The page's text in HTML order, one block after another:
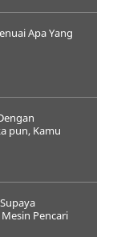
Apa Yang
pun, Kamu
Pencari